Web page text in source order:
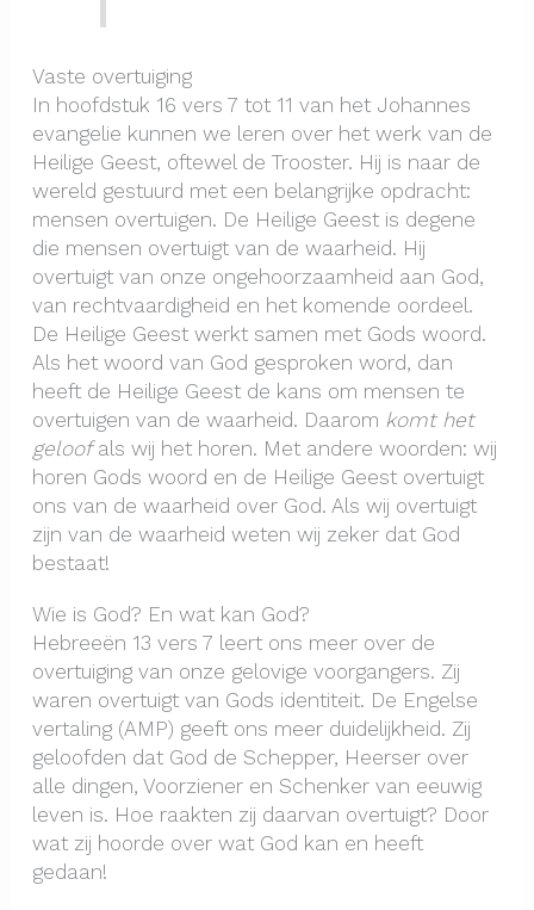
Vaste overtuiging
In hoofdstuk 16 vers 7 tot 11 van het Johannes
evangelie kunnen we leren over het werk van de
Heilige Geest, oftewel de Trooster. Hij is naar de
wereld gestuurd met een belangrijke opdracht:
mensen overtuigen. De Heilige Geest is degene
die mensen overtuigt van de waarheid. Hij
overtuigt van onze ongehoorzaamheid aan God,
van rechtvaardigheid en het komende oordeel.
De Heilige Geest werkt samen met Gods woord.
Als het woord van God gesproken word, dan
heeft de Heilige Geest de kans om mensen te
overtuigen van de waarheid. Daarom komt het
geloofals wij het horen. Met andere woorden: wij
horen Gods woord en de Heilige Geest overtuigt
ons van de waarheid over God. Als wij overtuigt
zijn van de waarheid weten wij zeker dat God
bestaat!
Wie is God? En wat kan God?
Hebreeën 13 vers 7 leert ons meer over de
overtuiging van onze gelovige voorgangers. Zij
waren overtuigt van Gods identiteit. De Engelse
vertaling (AMP) geeft ons meer duidelijkheid. Zij
geloofden dat God de Schepper, Heerser over
alle dingen, Voorziener en Schenker van eeuwig
leven is. Hoe raakten zij daarvan overtuigt? Door
wat zij hoorde over wat God kan en heeft
gedaan!